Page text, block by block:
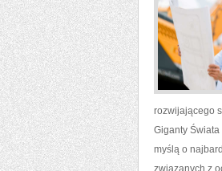
rozwijającego
Giganty
myślą o
związanych z